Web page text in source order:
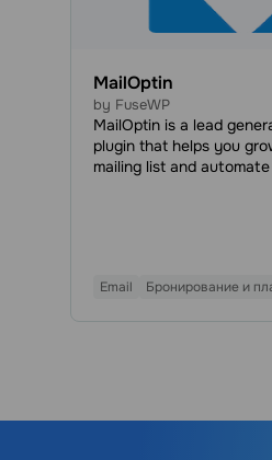
MailOptin
by FuseWP
MailOptin is a lead
plugin that helps you
mailing list and
detection to capture
Email Бронирование и